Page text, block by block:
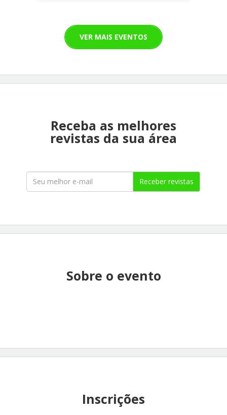
VER MAIS EVENTOS
Receba as melhores
revistas da sua área
Receber revistas
Sobre o evento
Inscrições